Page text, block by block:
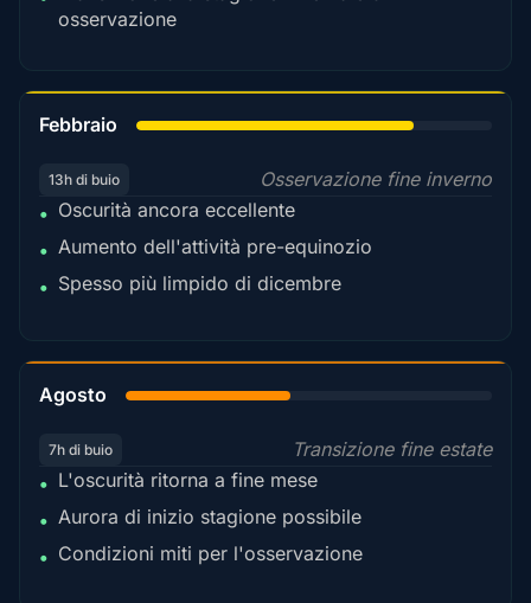
osservazione
Febbraio
13h di buio
Osservazione fine inverno
• Oscurità ancora eccellente
• Aumento dell'attività pre-equinozio
• Spesso più limpido di dicembre
Agosto
7h di buio
Transizione fine estate
• L'oscurità ritorna a fine mese
• Aurora di inizio stagione possibile
• Condizioni miti per l'osservazione